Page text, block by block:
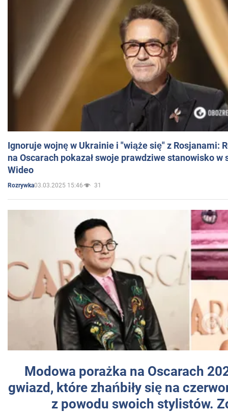
Ignoruje wojnę w Ukrainie i "wiąże się" z Rosjanami:
na Oscarach pokazał swoje prawdziwe stanowisko w
Wideo
Rozrywka03.03.2025 15:46 31
Modowa porażka na Oscarach
gwiazd, które zhańbiły się na
z powodu swoich stylistów.